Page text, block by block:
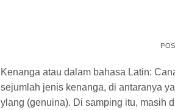
Kenanga atau dalam bahasa Latin:
sejumlah jenis kenanga, di antaranya
ylang (genuina). Di samping itu, masih